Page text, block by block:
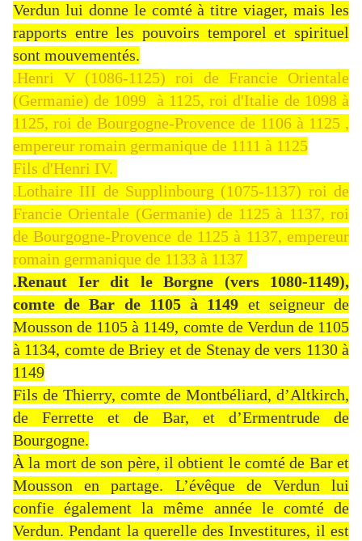
Verdun lui donne le comté à titre viager, mais les
rapports entre les pouvoirs temporel et spirituel
sont mouvementés.
.Henri V (1086-1125) roi de Francie Orientale
(Germanie) de 1099 à 1125, roi d'Italie de 1098 à
1125, roi de Bourgogne-Provence de 1106 à 1125 ,
empereur romain germanique de 1111 à 1125
Fils d'Henri IV.
.Lothaire III de Supplinbourg (1075-1137) roi de
Francie Orientale (Germanie) de 1125 à 1137, roi
de Bourgogne-Provence de 1125 à 1137, empereur
romain germanique de 1133 à 1137
.Renaut Ier dit le Borgne (vers 1080-1149),
comte de Bar de 1105 à 1149 et seigneur de
Mousson de 1105 à 1149, comte de Verdun de 1105
à 1134, comte de Briey et de Stenay de vers 1130 à
1149
Fils de Thierry, comte de Montbéliard, d’Altkirch,
de Ferrette et de Bar, et d’Ermentrude de
Bourgogne.
À la mort de son père, il obtient le comté de Bar et
Mousson en partage. L’évêque de Verdun lui
confie également la même année le comté de
Verdun. Pendant la querelle des Investitures, il est